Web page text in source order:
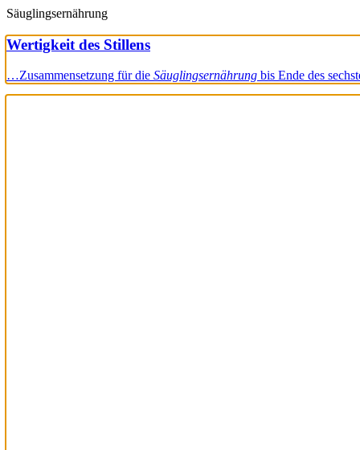
Säuglingsernährung
Wertigkeit des Stillens
…Zusammensetzung für die Säuglingsernährung bis Ende des